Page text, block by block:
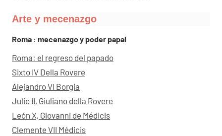
Arte y mecenazgo
Roma : mecenazgo y poder papal
Roma: el regreso del papado
Sixto IV Della Rovere
Alejandro VI Borgia
Julio II, Giuliano della Rovere
León X, Giovanni de Médicis
Clemente VII Médicis